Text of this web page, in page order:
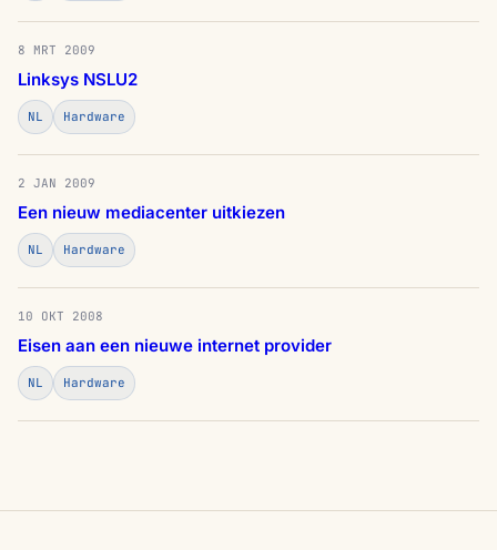
8 MRT 2009
Linksys NSLU2
NL Hardware
2 JAN 2009
Een nieuw mediacenter uitkiezen
NL Hardware
10 OKT 2008
Eisen aan een nieuwe internet provider
NL Hardware